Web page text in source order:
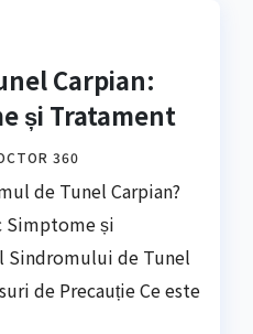
Carpian:
și Tratament
360
de Tunel Carpian?
Simptome și
Sindromului de Tunel
de Precauție Ce este